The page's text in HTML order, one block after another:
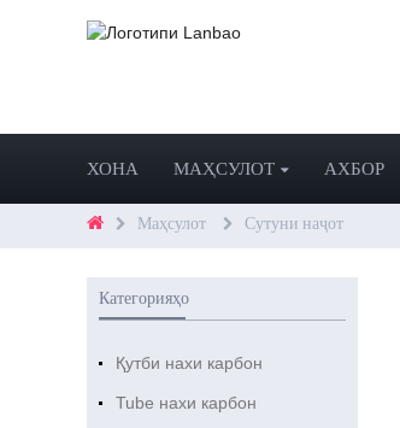
ХОНА МАҲСУЛОТ АХБОР
Маҳсулот Сутуни наҷот
Категорияҳо
Қутби нахи карбон
Tube нахи карбон